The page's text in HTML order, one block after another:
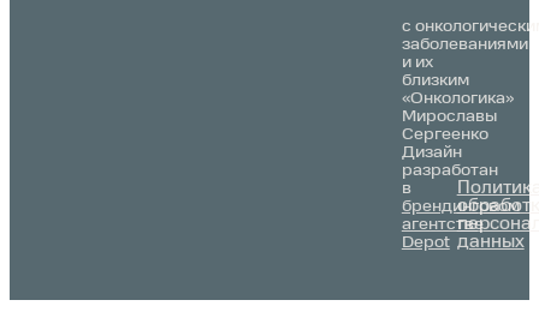
Дизайн
разработан
в
брендинговом
агентстве
Depot
с
заболеваниями
и их
близким
«Онкологика»
Мирославы
Сергеенко
данных